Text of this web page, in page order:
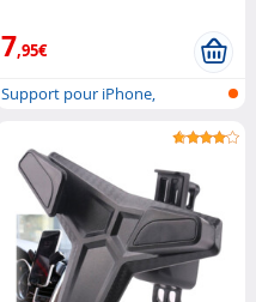
7,95€
Support pour iPhone,